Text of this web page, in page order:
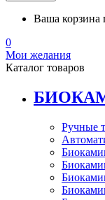
Ваша корзина
0
Мои желания
Каталог товаров
Ручные